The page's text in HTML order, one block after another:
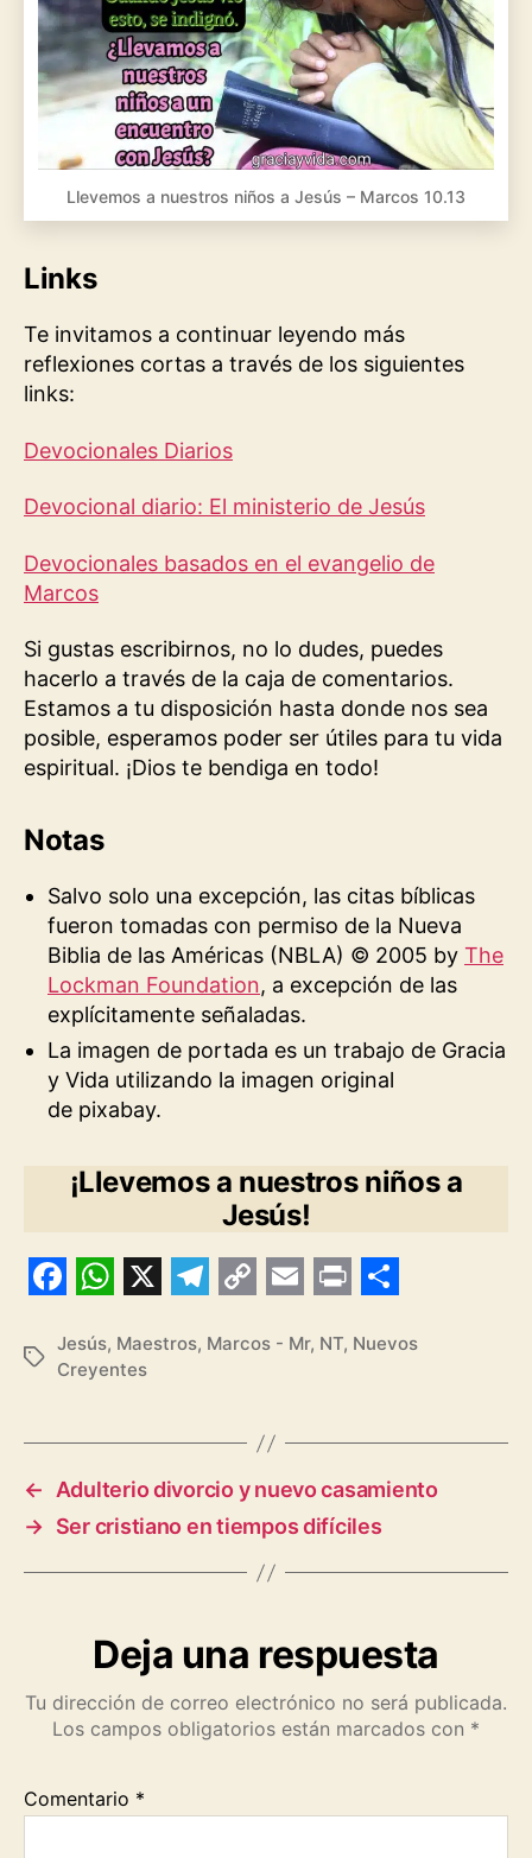
Llevemos a nuestros niños a Jesús – Marcos 10.13
Links
Te invitamos a continuar leyendo más
reflexiones cortas a través de los siguientes
links:
Devocionales Diarios
Devocional diario: El ministerio de Jesús
Devocionales basados en el evangelio de
Marcos
Si gustas escribirnos, no lo dudes, puedes
hacerlo a través de la caja de comentarios.
Estamos a tu disposición hasta donde nos sea
posible, esperamos poder ser útiles para tu vida
espiritual. ¡Dios te bendiga en todo!
Notas
Salvo solo una excepción, las citas bíblicas
fueron tomadas con permiso de la Nueva
Biblia de las Américas (NBLA) © 2005 by The
Lockman Foundation, a excepción de las
explícitamente señaladas.
La imagen de portada es un trabajo de Gracia
y Vida utilizando la imagen original
de pixabay.
¡Llevemos a nuestros niños a
Jesús!
a
o
o
k
h
a
A
p
p
e
r
a
m
o
i
n
k
m
i
l
r
h
Etiquetas
Jesús, Maestros, Marcos - Mr, NT, Nuevos
Creyentes
←
Adulterio divorcio y nuevo casamiento
→ Ser cristiano en tiempos difíciles
Deja una respuesta
Tu dirección de correo electrónico no será publicada.
Los campos obligatorios están marcados con *
Comentario *